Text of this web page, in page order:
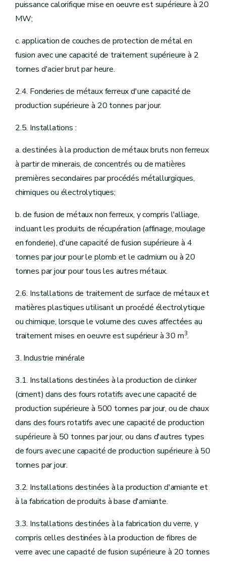
puissance calorifique mise en oeuvre est supérieure à 20
MW;
c. application de couches de protection de métal en
fusion avec une capacité de traitement supérieure à 2
tonnes d'acier brut par heure.
2.4. Fonderies de métaux ferreux d'une capacité de
production supérieure à 20 tonnes par jour.
2.5. Installations :
a. destinées à la production de métaux bruts non ferreux
à partir de minerais, de concentrés ou de matières
premières secondaires par procédés métallurgiques,
chimiques ou électrolytiques;
b. de fusion de métaux non ferreux, y compris l'alliage,
incluant les produits de récupération (affinage, moulage
en fonderie), d'une capacité de fusion supérieure à 4
tonnes par jour pour le plomb et le cadmium ou à 20
tonnes par jour pour tous les autres métaux.
2.6. Installations de traitement de surface de métaux et
matières plastiques utilisant un procédé électrolytique
ou chimique, lorsque le volume des cuves affectées au
traitement mises en oeuvre est supérieur à 30 m3.
3. Industrie minérale
3.1. Installations destinées à la production de clinker
(ciment) dans des fours rotatifs avec une capacité de
production supérieure à 500 tonnes par jour, ou de chaux
dans des fours rotatifs avec une capacité de production
supérieure à 50 tonnes par jour, ou dans d'autres types
de fours avec une capacité de production supérieure à 50
tonnes par jour.
3.2. Installations destinées à la production d'amiante et
à la fabrication de produits à base d'amiante.
3.3. Installations destinées à la fabrication du verre, y
compris celles destinées à la production de fibres de
verre avec une capacité de fusion supérieure à 20 tonnes